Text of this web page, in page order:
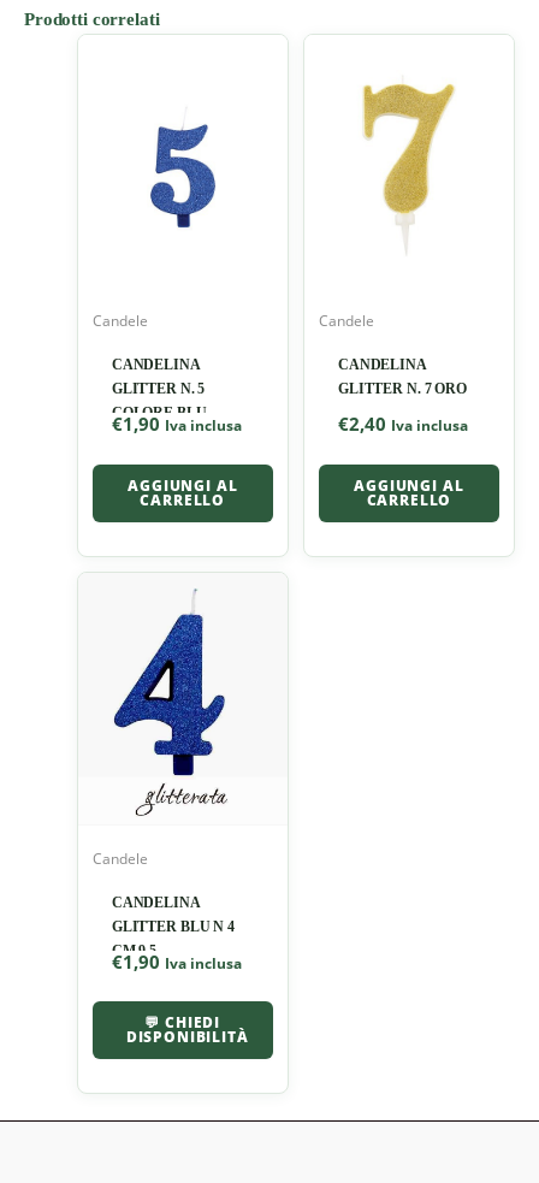
Prodotti correlati
Candele
CANDELINA
GLITTER N. 5
COLORE BLU
€1,90 Iva inclusa
AGGIUNGI AL
CARRELLO
Candele
CANDELINA
GLITTER N. 7 ORO
€2,40 Iva inclusa
AGGIUNGI AL
CARRELLO
Candele
CANDELINA
GLITTER BLU N 4
CM 9.5
€1,90 Iva inclusa
💬 CHIEDI
DISPONIBILITÀ